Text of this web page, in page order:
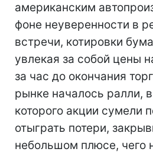
американским
фоне неуверенности в
встречи, котировки
увлекая за собой цены
за час до окончания
рынке началось ралли, в
которого акции сумели
отыграть потери,
небольшом плюсе, чего